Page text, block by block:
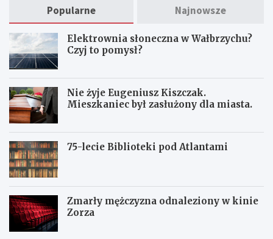
Popularne Najnowsze
Elektrownia słoneczna w Wałbrzychu?
Czyj to pomysł?
Nie żyje Eugeniusz Kiszczak.
Mieszkaniec był zasłużony dla miasta.
75-lecie Biblioteki pod Atlantami
Zmarły mężczyzna odnaleziony w kinie
Zorza